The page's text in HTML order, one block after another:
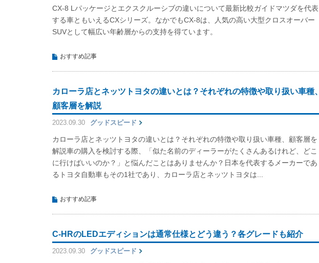
CX-8 Lパッケージとエクスクルーシブの違いについて最新比較ガイドマツダを代表
する車ともいえるCXシリーズ。なかでもCX-8は、人気の高い大型クロスオーバー
SUVとして幅広い年齢層からの支持を得ています。
おすすめ記事
カローラ店とネッツトヨタの違いとは？それぞれの特徴や取り扱い車種、
顧客層を解説
2023.09.30 グッドスピード
カローラ店とネッツトヨタの違いとは？それぞれの特徴や取り扱い車種、顧客層を
解説車の購入を検討する際、「似た名前のディーラーがたくさんあるけれど、どこ
に行けばいいのか？」と悩んだことはありませんか？日本を代表するメーカーであ
るトヨタ自動車もその1社であり、カローラ店とネッツトヨタは...
おすすめ記事
C-HRのLEDエディションは通常仕様とどう違う？各グレードも紹介
2023.09.30 グッドスピード